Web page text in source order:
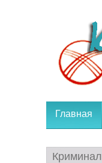
Главная
Криминал